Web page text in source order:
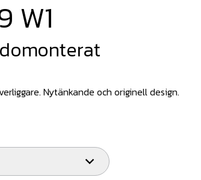
W1
Nytänkande och originell design.